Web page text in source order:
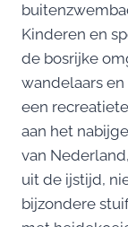
Kinderen en
de bosrijke
wandelaars en
een
aan het
van
uit de ijstijd,
bijzondere